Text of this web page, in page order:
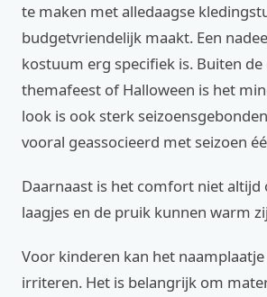
te maken met alledaagse
budgetvriendelijk maakt. Een
kostuum erg specifiek is. Buiten
themafeest of Halloween is het
look is ook sterk
vooral geassocieerd met seizoen
Daarnaast is het comfort niet altijd
laagjes en de pruik kunnen warm
Voor kinderen kan het
irriteren. Het is belangrijk om